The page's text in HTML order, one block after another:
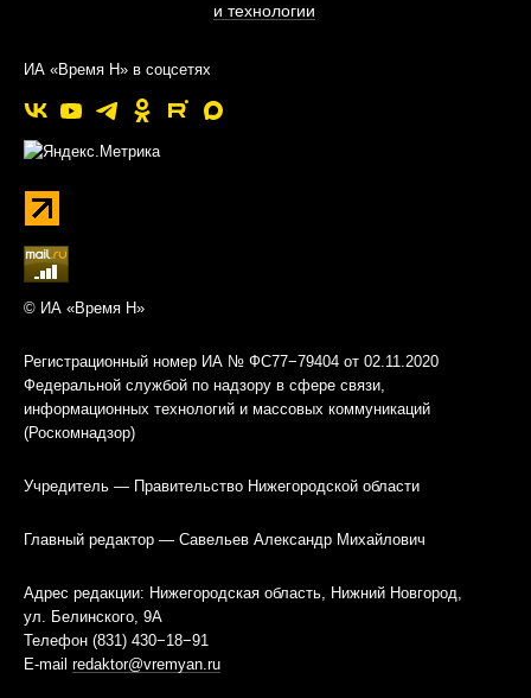
и технологии
ИА «Время Н» в соцсетях
© ИА «Время Н»
Регистрационный номер ИА № ФС77−79404 от 02.11.2020
Федеральной службой по надзору в сфере связи,
информационных технологий и массовых коммуникаций
(Роскомнадзор)
Учредитель — Правительство Нижегородской области
Главный редактор — Савельев Александр Михайлович
Адрес редакции: Нижегородская область, Нижний Новгород,
ул. Белинского, 9А
Телефон (831) 430−18−91
E-mail redaktor@vremyan.ru